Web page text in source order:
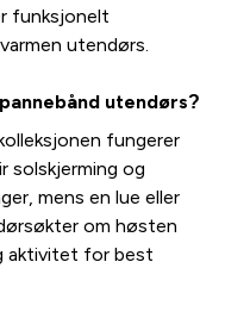
funksjonelt
utendørs.
utendørs?
fungerer
solskjerming og
mens en lue eller
om høsten
aktivitet for best